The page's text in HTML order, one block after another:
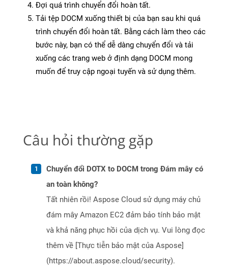
Đợi quá trình chuyển đổi hoàn tất.
Tải tệp DOCM xuống thiết bị của bạn sau khi quá
trình chuyển đổi hoàn tất. Bằng cách làm theo các
bước này, bạn có thể dễ dàng chuyển đổi và tải
xuống các trang web ở định dạng DOCM mong
muốn để truy cập ngoại tuyến và sử dụng thêm.
Câu hỏi thường gặp
Chuyển đổi DOTX to DOCM trong Đám mây có
an toàn không?
Tất nhiên rồi! Aspose Cloud sử dụng máy chủ
đám mây Amazon EC2 đảm bảo tính bảo mật
và khả năng phục hồi của dịch vụ. Vui lòng đọc
thêm về [Thực tiễn bảo mật của Aspose]
(https://about.aspose.cloud/security).